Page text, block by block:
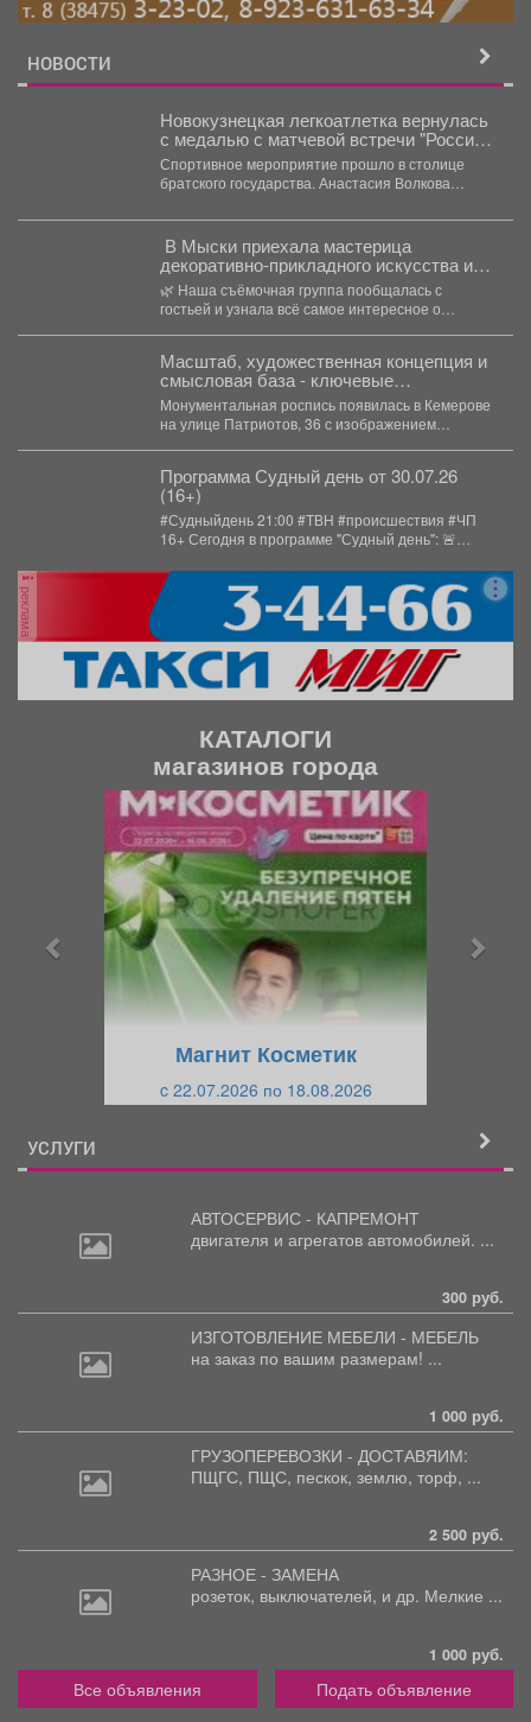
НОВОСТИ
Новокузнецкая легкоатлетка вернулась
с медалью с матчевой встречи "Россия-
Белоруссия"
Спортивное мероприятие прошло в столице
братского государства. Анастасия Волкова
В Мыски приехала мастерица
декоративно‑прикладного искусства из
Осинников!
🌿 Наша съёмочная группа пообщалась с
гостьей и узнала всё самое интересное о
Масштаб, художественная концепция и
смысловая база - ключевые
составляющие мурала.
Монументальная роспись появилась в Кемерове
на улице Патриотов, 36 с изображением
Программа Судный день от 30.07.26
(16+)
#Судныйдень 21:00 #ТВН #происшествия #ЧП
16+ Сегодня в программе "Судный день": 🚨
реклама
КАТАЛОГИ
магазинов города
Магнит Косметик
c 22.07.2026 по 18.08.2026
УСЛУГИ
АВТОСЕРВИС - КАПРЕМОНТ
двигателя и агрегатов автомобилей. ...
300 руб.
ИЗГОТОВЛЕНИЕ МЕБЕЛИ - МЕБЕЛЬ
на заказ по вашим размерам! ...
1 000 руб.
ГРУЗОПЕРЕВОЗКИ - ДОСТАВЯИМ:
ПЩГС, ПЩС, пескок, землю, торф, ...
2 500 руб.
РАЗНОЕ - ЗАМЕНА
розеток, выключателей, и др. Мелкие ...
1 000 руб.
Все объявления Подать объявление